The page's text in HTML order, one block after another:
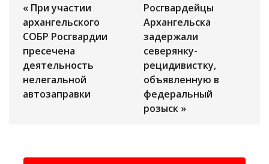
« При участии
архангельского
СОБР Росгвардии
пресечена
деятельность
нелегальной
автозаправки
Росгвардейцы
Архангельска
задержали
северянку-
рецидивистку,
объявленную в
федеральный
розыск »